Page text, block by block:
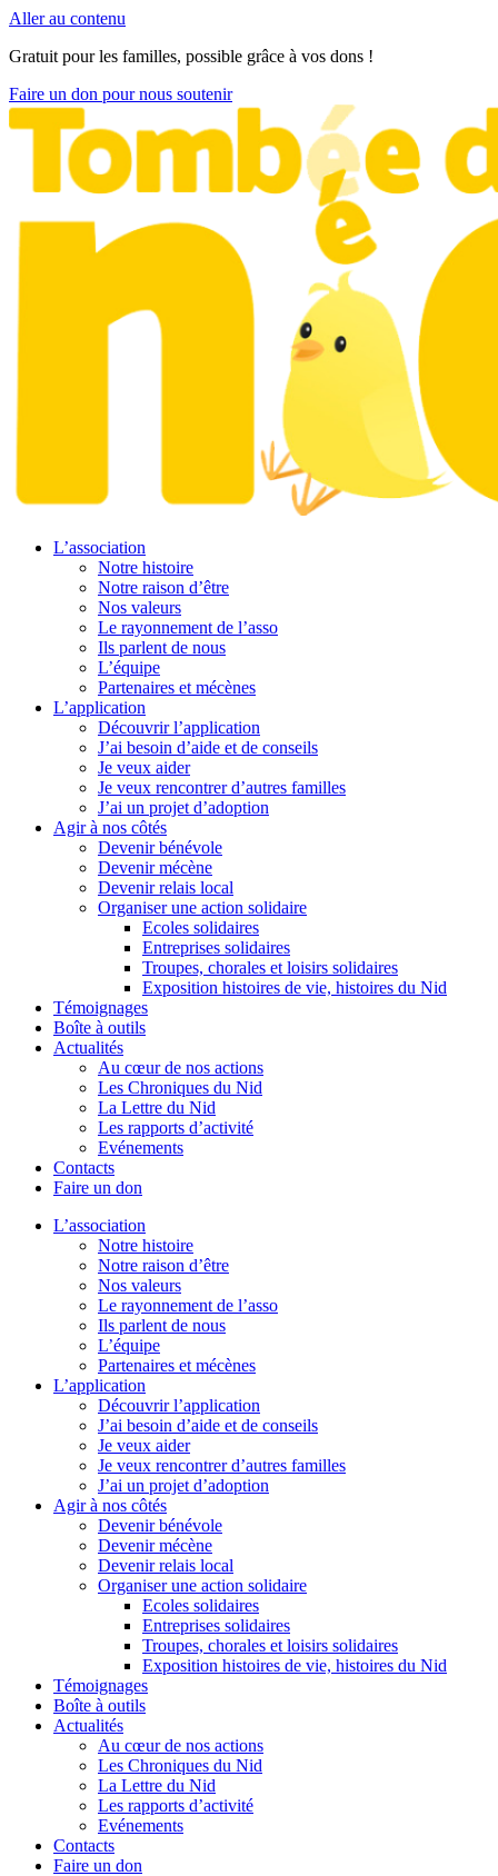
Aller au contenu
Gratuit pour les familles, possible grâce à vos dons !
Faire un don pour nous soutenir
L’association
Notre histoire
Notre raison d’être
Nos valeurs
Le rayonnement de l’asso
Ils parlent de nous
L’équipe
Partenaires et mécènes
L’application
Découvrir l’application
J’ai besoin d’aide et de conseils
Je veux aider
Je veux rencontrer d’autres familles
J’ai un projet d’adoption
Agir à nos côtés
Devenir bénévole
Devenir mécène
Devenir relais local
Organiser une action solidaire
Ecoles solidaires
Entreprises solidaires
Troupes, chorales et loisirs solidaires
Exposition histoires de vie, histoires du Nid
Témoignages
Boîte à outils
Actualités
Au cœur de nos actions
Les Chroniques du Nid
La Lettre du Nid
Les rapports d’activité
Evénements
Contacts
Faire un don
L’association
Notre histoire
Notre raison d’être
Nos valeurs
Le rayonnement de l’asso
Ils parlent de nous
L’équipe
Partenaires et mécènes
L’application
Découvrir l’application
J’ai besoin d’aide et de conseils
Je veux aider
Je veux rencontrer d’autres familles
J’ai un projet d’adoption
Agir à nos côtés
Devenir bénévole
Devenir mécène
Devenir relais local
Organiser une action solidaire
Ecoles solidaires
Entreprises solidaires
Troupes, chorales et loisirs solidaires
Exposition histoires de vie, histoires du Nid
Témoignages
Boîte à outils
Actualités
Au cœur de nos actions
Les Chroniques du Nid
La Lettre du Nid
Les rapports d’activité
Evénements
Contacts
Faire un don